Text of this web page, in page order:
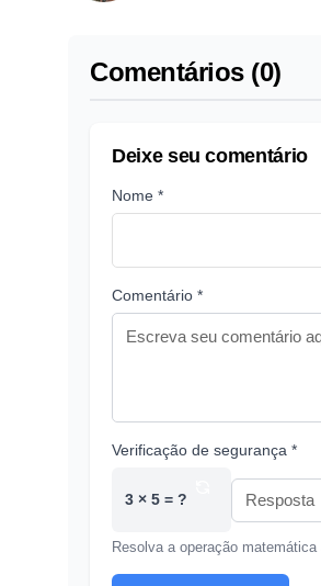
Comentários (0)
Deixe seu comentário
Nome *
Comentário *
Verificação de segurança *
3 × 5 = ?
Resolva a operação matemática